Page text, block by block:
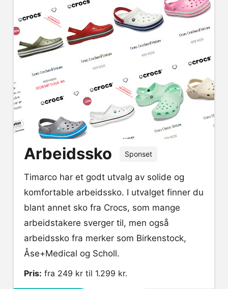
Arbeidssko Sponset
Timarco har et godt utvalg av solide og
komfortable arbeidssko. I utvalget finner du
blant annet sko fra Crocs, som mange
arbeidstakere sverger til, men også
arbeidssko fra merker som Birkenstock,
Åse+Medical og Scholl.
Pris: fra 249 kr til 1.299 kr.